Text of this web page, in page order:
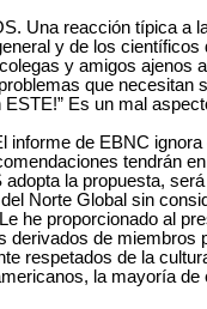
Una reacción típica a
y de los científicos
y amigos ajenos
que necesitan
Es un mal
informe de EBNC
tendrán
adopta la propuesta,
Norte Global sin
he proporcionado al
derivados de miembros
respetados de la
la mayoría de